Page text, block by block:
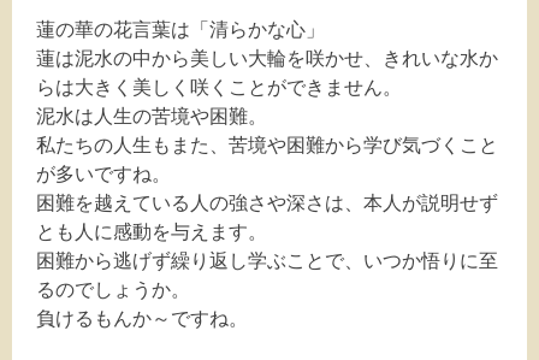
蓮の華の花言葉は「清らかな心」
蓮は泥水の中から美しい大輪を咲かせ、きれいな水か
らは大きく美しく咲くことができません。
泥水は人生の苦境や困難。
私たちの人生もまた、苦境や困難から学び気づくこと
が多いですね。
困難を越えている人の強さや深さは、本人が説明せず
とも人に感動を与えます。
困難から逃げず繰り返し学ぶことで、いつか悟りに至
るのでしょうか。
負けるもんか～ですね。